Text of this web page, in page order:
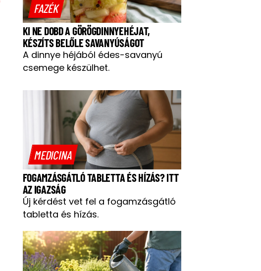
FAZÉK
KI NE DOBD A GÖRÖGDINNYEHÉJAT,
KÉSZÍTS BELŐLE SAVANYÚSÁGOT
A dinnye héjából édes-savanyú
csemege készülhet.
MEDICINA
FOGAMZÁSGÁTLÓ TABLETTA ÉS HÍZÁS? ITT
AZ IGAZSÁG
Új kérdést vet fel a fogamzásgátló
tabletta és hízás.